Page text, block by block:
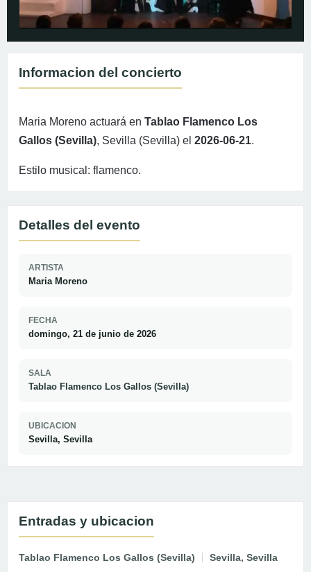
Informacion del concierto
Maria Moreno actuará en Tablao Flamenco Los
Gallos (Sevilla), Sevilla (Sevilla) el 2026-06-21.
Estilo musical: flamenco.
Detalles del evento
ARTISTA
Maria Moreno
FECHA
domingo, 21 de junio de 2026
SALA
Tablao Flamenco Los Gallos (Sevilla)
UBICACION
Sevilla, Sevilla
Entradas y ubicacion
Tablao Flamenco Los Gallos (Sevilla) Sevilla, Sevilla